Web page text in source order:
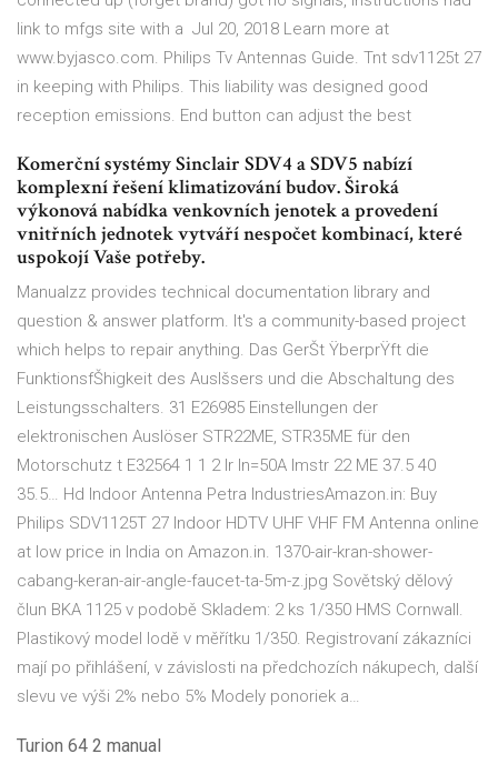
link to mfgs site with a Jul 20, 2018 Learn more at
www.byjasco.com. Philips Tv Antennas Guide. Tnt sdv1125t 27
in keeping with Philips. This liability was designed good
reception emissions. End button can adjust the best
Komerční systémy Sinclair SDV4 a SDV5 nabízí
komplexní řešení klimatizování budov. Široká
výkonová nabídka venkovních jenotek a provedení
vnitřních jednotek vytváří nespočet kombinací, které
uspokojí Vaše potřeby.
Manualzz provides technical documentation library and
question & answer platform. It's a community-based project
which helps to repair anything. Das GerŠt ŸberprŸft die
FunktionsfŠhigkeit des Auslšsers und die Abschaltung des
Leistungsschalters. 31 E26985 Einstellungen der
elektronischen Auslöser STR22ME, STR35ME für den
Motorschutz t E32564 1 1 2 Ir In=50A Imstr 22 ME 37.5 40
35.5… Hd Indoor Antenna Petra IndustriesAmazon.in: Buy
Philips SDV1125T 27 Indoor HDTV UHF VHF FM Antenna online
at low price in India on Amazon.in. 1370-air-kran-shower-
cabang-keran-air-angle-faucet-ta-5m-z.jpg Sovětský dělový
člun BKA 1125 v podobě Skladem: 2 ks 1/350 HMS Cornwall.
Plastikový model lodě v měřítku 1/350. Registrovaní zákazníci
mají po přihlášení, v závislosti na předchozích nákupech, další
slevu ve výši 2% nebo 5% Modely ponoriek a…
Turion 64 2 manual